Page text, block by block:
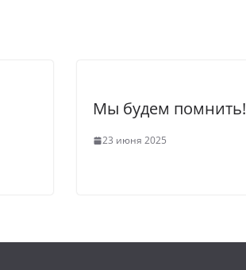
Мы будем помнить!
23 июня 2025